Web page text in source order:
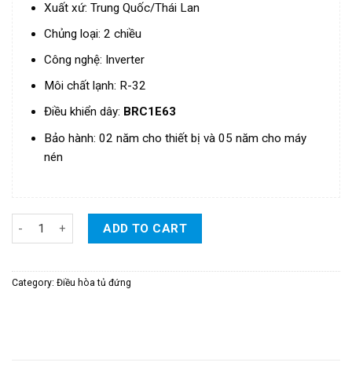
Xuất xứ: Trung Quốc/Thái Lan
Chủng loại: 2 chiều
Công nghệ: Inverter
Môi chất lạnh: R-32
Điều khiển dây: BRC1E63
Bảo hành: 02 năm cho thiết bị và 05 năm cho máy
nén
Điều Hòa Daikin Tủ Đứng Inverter 2 Chiều 48.000 BTU/H - Model:
ADD TO CART
Category: Điều hòa tủ đứng